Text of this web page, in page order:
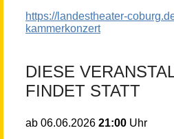
https://landestheater-
kammerkonzert
DIESE
FINDET STATT
ab06.06.202621:00 Uhr